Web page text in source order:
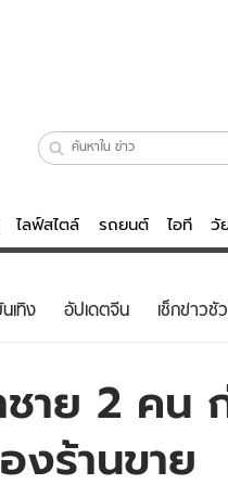
ไลฟ์สไตล์ รถยนต์ ไอที วั
ไลฟ์สไตล์
วัยรุ่น
ไอที
รถยนต์
เทิง อัปเดตจีน เช็กข่าวชั
ชาย 2 คน
งร้านขาย